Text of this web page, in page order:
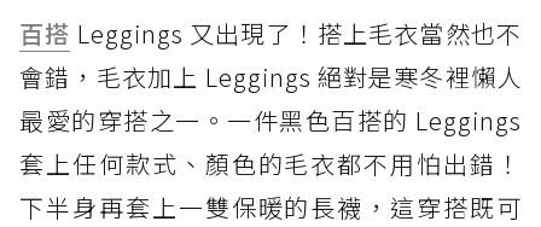
百搭 Leggings 又出現了！搭上毛衣當然也不
會錯，毛衣加上 Leggings 絕對是寒冬裡懶人
最愛的穿搭之一。一件黑色百搭的 Leggings
套上任何款式、顏色的毛衣都不用怕出錯！
下半身再套上一雙保暖的長襪，這穿搭既可